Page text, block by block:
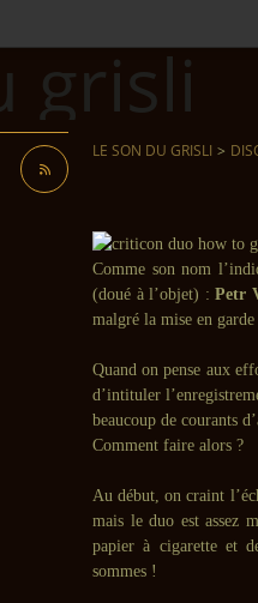
LE SON DU GRISLI >
Comme son nom
(doué à l’objet) : Petr
malgré la mise en garde
Quand on pense aux
d’intituler
beaucoup de courants
Comment faire alors ?
Au début, on craint
mais le duo est assez
papier à cigarette et
sommes !